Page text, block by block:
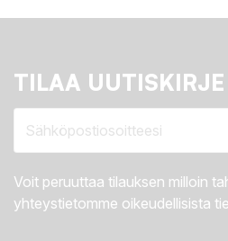
TILAA UUTISKIRJE
Voit peruuttaa tilauksen milloin
yhteystietomme oikeudellisista